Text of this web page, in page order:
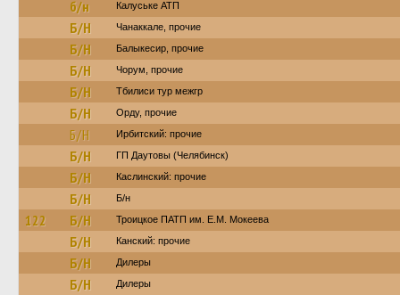
б/н Калуське АТП
Б/Н Чанаккале, прочие
Б/Н Балыкесир, прочие
Б/Н Чорум, прочие
Б/Н Тбилиси тур межгр
Б/Н Орду, прочие
Б/Н Ирбитский: прочие
Б/Н ГП Даутовы (Челябинск)
Б/Н Каслинский: прочие
Б/Н Б/н
122 Б/Н Троицкое ПАТП им. Е.М. Мокеева
Б/Н Канский: прочие
Б/Н Дилеры
Б/Н Дилеры